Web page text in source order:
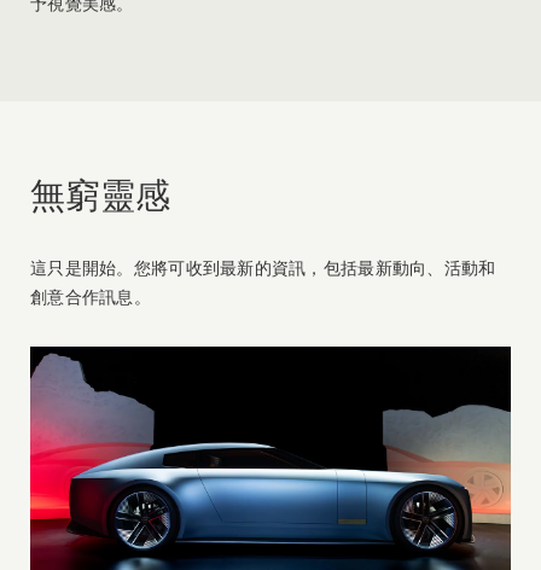
無窮靈感
這只是開始。您將可收到最新的資訊，包括最新動向、活動和
創意合作訊息。